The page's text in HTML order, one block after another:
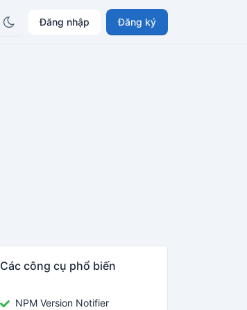
Đăng nhập Đăng ký
Các công cụ phổ biến
NPM Version Notifier